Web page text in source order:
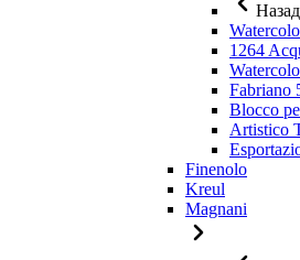
Назад
1264
Fabriano
Blocco
Artistico
Finenolo
Kreul
Magnani